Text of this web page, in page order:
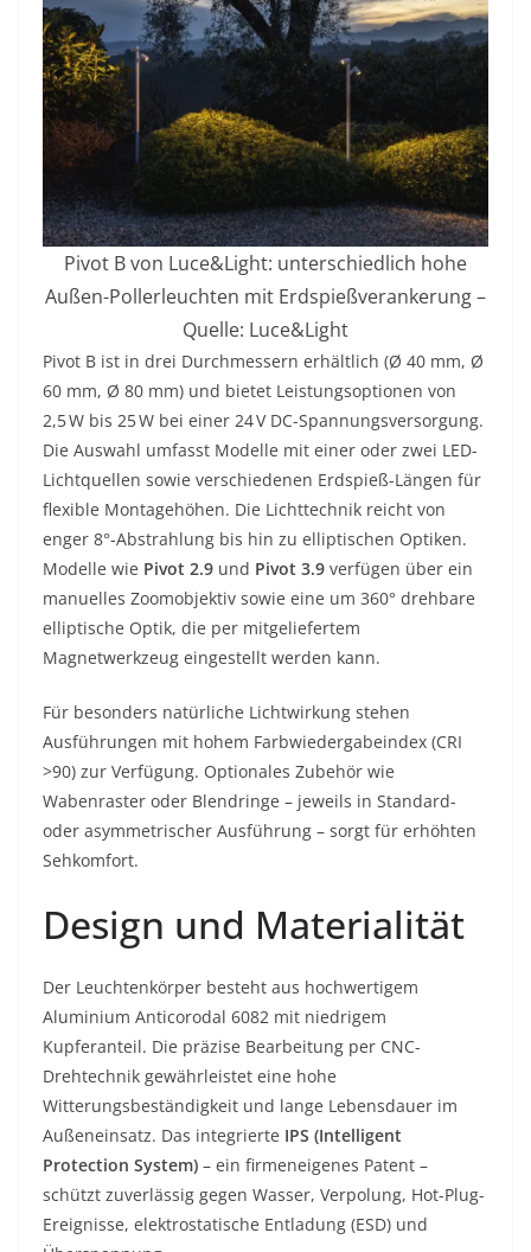
Pivot B von Luce&Light: unterschiedlich hohe
Außen-Pollerleuchten mit Erdspießverankerung –
Quelle: Luce&Light
Pivot B ist in drei Durchmessern erhältlich (Ø 40 mm, Ø
60 mm, Ø 80 mm) und bietet Leistungsoptionen von
2,5 W bis 25 W bei einer 24 V DC-Spannungsversorgung.
Die Auswahl umfasst Modelle mit einer oder zwei LED-
Lichtquellen sowie verschiedenen Erdspieß-Längen für
flexible Montagehöhen. Die Lichttechnik reicht von
enger 8°-Abstrahlung bis hin zu elliptischen Optiken.
Modelle wie Pivot 2.9 und Pivot 3.9 verfügen über ein
manuelles Zoomobjektiv sowie eine um 360° drehbare
elliptische Optik, die per mitgeliefertem
Magnetwerkzeug eingestellt werden kann.
Für besonders natürliche Lichtwirkung stehen
Ausführungen mit hohem Farbwiedergabeindex (CRI
>90) zur Verfügung. Optionales Zubehör wie
Wabenraster oder Blendringe – jeweils in Standard-
oder asymmetrischer Ausführung – sorgt für erhöhten
Sehkomfort.
Design und Materialität
Der Leuchtenkörper besteht aus hochwertigem
Aluminium Anticorodal 6082 mit niedrigem
Kupferanteil. Die präzise Bearbeitung per CNC-
Drehtechnik gewährleistet eine hohe
Witterungsbeständigkeit und lange Lebensdauer im
Außeneinsatz. Das integrierte IPS (Intelligent
Protection System) – ein firmeneigenes Patent –
schützt zuverlässig gegen Wasser, Verpolung, Hot-Plug-
Ereignisse, elektrostatische Entladung (ESD) und